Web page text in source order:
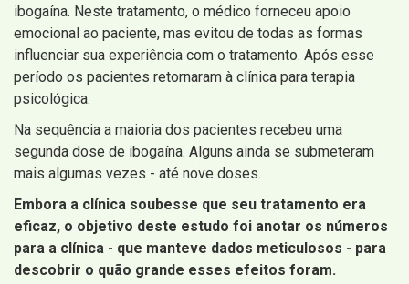
ibogaína. Neste tratamento, o médico forneceu apoio
emocional ao paciente, mas evitou de todas as formas
influenciar sua experiência com o tratamento. Após esse
período os pacientes retornaram à clínica para terapia
psicológica.
Na sequência a maioria dos pacientes recebeu uma
segunda dose de ibogaína. Alguns ainda se submeteram
mais algumas vezes - até nove doses.
Embora a clínica soubesse que seu tratamento era
eficaz, o objetivo deste estudo foi anotar os números
para a clínica - que manteve dados meticulosos - para
descobrir o quão grande esses efeitos foram.